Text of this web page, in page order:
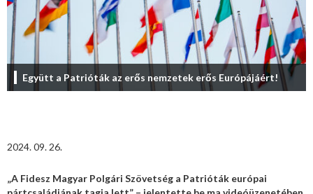
Együtt a Patrióták az erős nemzetek erős Európájáért!
2024. 09. 26.
„A Fidesz Magyar Polgári Szövetség a Patrióták európai